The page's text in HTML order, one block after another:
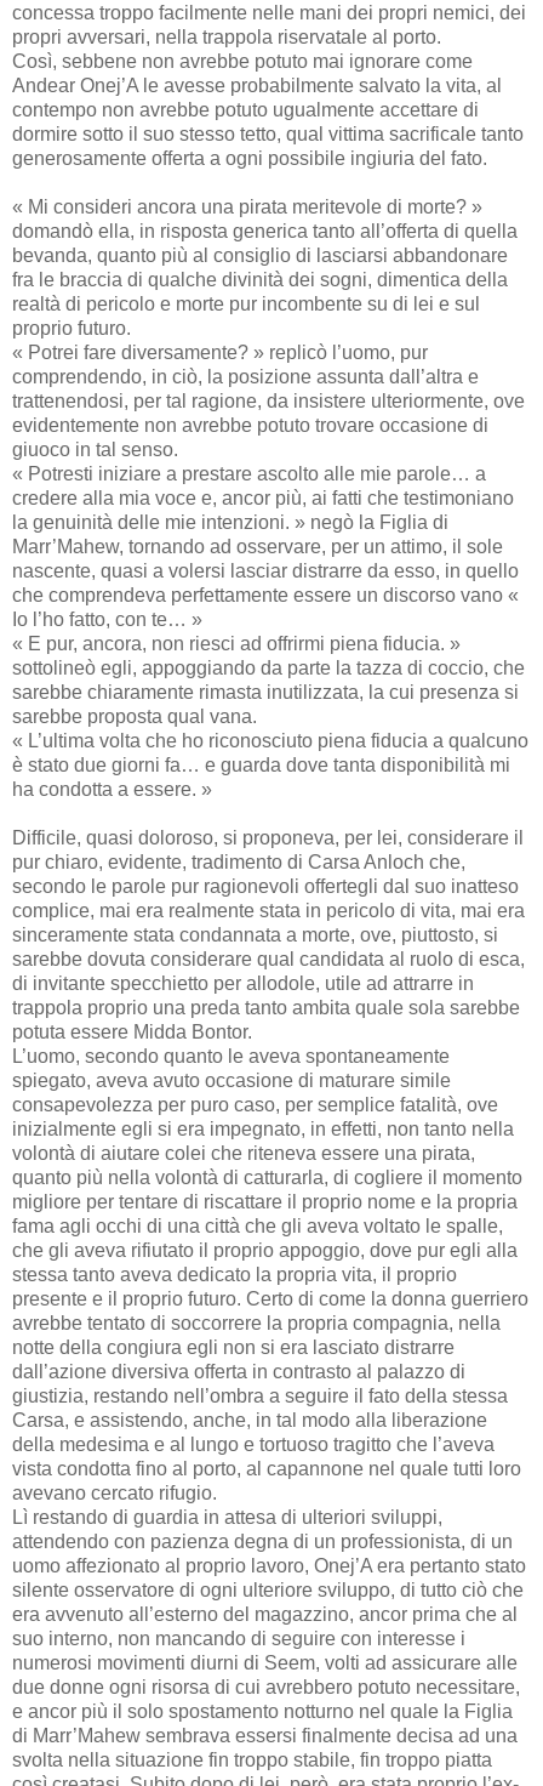
concessa troppo facilmente nelle mani dei propri nemici, dei
propri avversari, nella trappola riservatale al porto.
Così, sebbene non avrebbe potuto mai ignorare come
Andear Onej’A le avesse probabilmente salvato la vita, al
contempo non avrebbe potuto ugualmente accettare di
dormire sotto il suo stesso tetto, qual vittima sacrificale tanto
generosamente offerta a ogni possibile ingiuria del fato.
« Mi consideri ancora una pirata meritevole di morte? »
domandò ella, in risposta generica tanto all’offerta di quella
bevanda, quanto più al consiglio di lasciarsi abbandonare
fra le braccia di qualche divinità dei sogni, dimentica della
realtà di pericolo e morte pur incombente su di lei e sul
proprio futuro.
« Potrei fare diversamente? » replicò l’uomo, pur
comprendendo, in ciò, la posizione assunta dall’altra e
trattenendosi, per tal ragione, da insistere ulteriormente, ove
evidentemente non avrebbe potuto trovare occasione di
giuoco in tal senso.
« Potresti iniziare a prestare ascolto alle mie parole… a
credere alla mia voce e, ancor più, ai fatti che testimoniano
la genuinità delle mie intenzioni. » negò la Figlia di
Marr’Mahew, tornando ad osservare, per un attimo, il sole
nascente, quasi a volersi lasciar distrarre da esso, in quello
che comprendeva perfettamente essere un discorso vano «
Io l’ho fatto, con te… »
« E pur, ancora, non riesci ad offrirmi piena fiducia. »
sottolineò egli, appoggiando da parte la tazza di coccio, che
sarebbe chiaramente rimasta inutilizzata, la cui presenza si
sarebbe proposta qual vana.
« L’ultima volta che ho riconosciuto piena fiducia a qualcuno
è stato due giorni fa… e guarda dove tanta disponibilità mi
ha condotta a essere. »
Difficile, quasi doloroso, si proponeva, per lei, considerare il
pur chiaro, evidente, tradimento di Carsa Anloch che,
secondo le parole pur ragionevoli offertegli dal suo inatteso
complice, mai era realmente stata in pericolo di vita, mai era
sinceramente stata condannata a morte, ove, piuttosto, si
sarebbe dovuta considerare qual candidata al ruolo di esca,
di invitante specchietto per allodole, utile ad attrarre in
trappola proprio una preda tanto ambita quale sola sarebbe
potuta essere Midda Bontor.
L’uomo, secondo quanto le aveva spontaneamente
spiegato, aveva avuto occasione di maturare simile
consapevolezza per puro caso, per semplice fatalità, ove
inizialmente egli si era impegnato, in effetti, non tanto nella
volontà di aiutare colei che riteneva essere una pirata,
quanto più nella volontà di catturarla, di cogliere il momento
migliore per tentare di riscattare il proprio nome e la propria
fama agli occhi di una città che gli aveva voltato le spalle,
che gli aveva rifiutato il proprio appoggio, dove pur egli alla
stessa tanto aveva dedicato la propria vita, il proprio
presente e il proprio futuro. Certo di come la donna guerriero
avrebbe tentato di soccorrere la propria compagnia, nella
notte della congiura egli non si era lasciato distrarre
dall’azione diversiva offerta in contrasto al palazzo di
giustizia, restando nell’ombra a seguire il fato della stessa
Carsa, e assistendo, anche, in tal modo alla liberazione
della medesima e al lungo e tortuoso tragitto che l’aveva
vista condotta fino al porto, al capannone nel quale tutti loro
avevano cercato rifugio.
Lì restando di guardia in attesa di ulteriori sviluppi,
attendendo con pazienza degna di un professionista, di un
uomo affezionato al proprio lavoro, Onej’A era pertanto stato
silente osservatore di ogni ulteriore sviluppo, di tutto ciò che
era avvenuto all’esterno del magazzino, ancor prima che al
suo interno, non mancando di seguire con interesse i
numerosi movimenti diurni di Seem, volti ad assicurare alle
due donne ogni risorsa di cui avrebbero potuto necessitare,
e ancor più il solo spostamento notturno nel quale la Figlia
di Marr’Mahew sembrava essersi finalmente decisa ad una
svolta nella situazione fin troppo stabile, fin troppo piatta